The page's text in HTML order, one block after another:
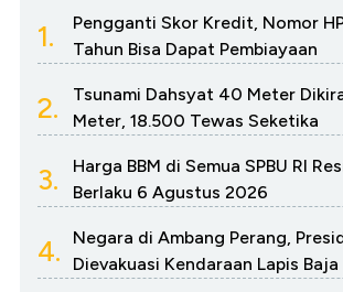
1.
Pengganti Skor Kredit, Nomor
Tahun Bisa Dapat Pembiayaan
2.
Tsunami Dahsyat 40 Meter
Meter, 18.500 Tewas Seketika
3.
Harga BBM di Semua SPBU RI
Berlaku 6 Agustus 2026
4.
Negara di Ambang Perang,
Dievakuasi Kendaraan Lapis Baja